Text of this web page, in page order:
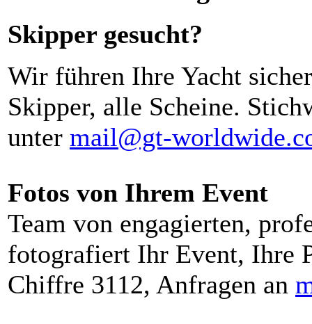
Skipper gesucht?
Wir führen Ihre Yacht
Skipper, alle Scheine.
unter mail@gt-
Fotos von Ihrem Event
Team von engagierten,
fotografiert Ihr Event, Ihre
Chiffre 3112, Anfragen an